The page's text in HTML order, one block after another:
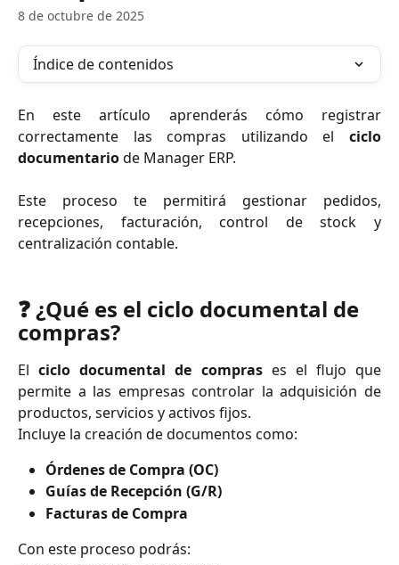
8 de octubre de 2025
Índice de contenidos
En este artículo aprenderás cómo registrar
correctamente las compras utilizando el ciclo
documentariode Manager ERP.
Este proceso te permitirá gestionar pedidos,
recepciones, facturación, control de stock y
centralización contable.
❓ ¿Qué es el ciclo documental de
compras?
Elciclo documental de comprases el flujo que
permite a las empresas controlar la adquisición de
productos, servicios y activos fijos.
Incluye la creación de documentos como:
Órdenes de Compra (OC)
Guías de Recepción (G/R)
Facturas de Compra
Con este proceso podrás: